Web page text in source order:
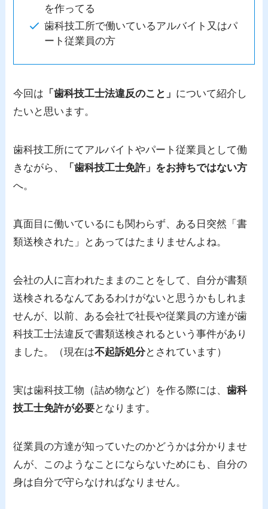
を作ってる
歯科技工所で働いているアルバイト又はパ
ート従業員の方
今回は 「歯科技工士法違反のこと」 について紹介し
たいと思います。
歯科技工所にてアルバイトやパート従業員として働
きながら、
「歯科技工士免許」をお持ちではない方
へ。
真面目に働いているにも関わらず、ある日突然「書
類送検された」とあってはたまりませんよね。
会社の人に言われたままのことをして、自分が書類
送検されるなんてあるわけがないと思うかもしれま
せんが、以前、ある会社で社長や従業員の方達が歯
科技工士法違反で書類送検されるという事件があり
ました。（現在は不起訴処分とされています）
実は歯科技工物（詰め物など）を作る際には、歯科
技工士免許が必要となります。
従業員の方達が知っていたのかどうかは分かりませ
んが、このようなことにならないためにも、自分の
身は自分で守らなければなりません。